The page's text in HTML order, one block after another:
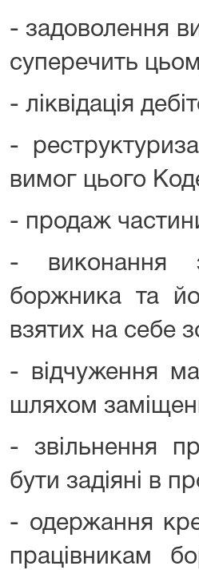
- задоволення
суперечить
- ліквідація
-
вимог цього
- продаж
- виконання
боржника та
взятих на себе
- відчуження
шляхом
- звільнення
бути задіяні в
- одержання
працівникам